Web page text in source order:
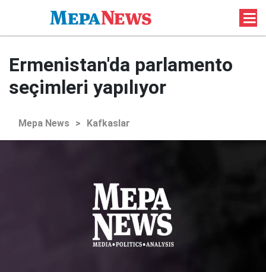
Ermenistan'da parlamento
seçimleri yapılıyor
Mepa News > Kafkaslar